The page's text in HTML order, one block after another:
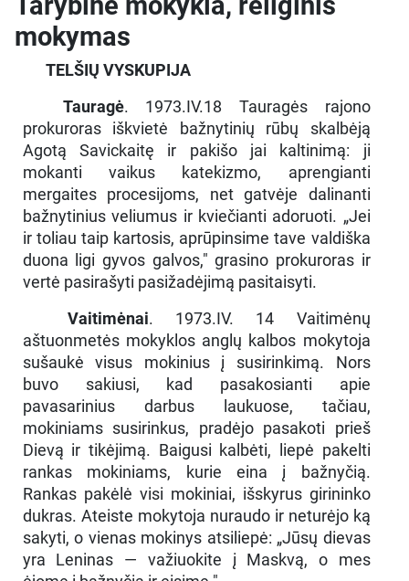
mokymas
TELŠIŲ VYSKUPIJA
Tauragė. 1973.IV.18 Tauragės rajono
prokuroras iškvietė bažnytinių rūbų skalbėją
Agotą Savickaitę ir pakišo jai kaltinimą: ji
mokanti vaikus katekizmo, aprengianti
mergaites procesijoms, net gatvėje dalinanti
bažnytinius veliumus ir kviečianti adoruoti. „Jei
ir toliau taip kartosis, aprūpinsime tave valdiška
duona ligi gyvos galvos," grasino prokuroras ir
vertė pasirašyti pasižadėjimą pasitaisyti.
Vaitimėnai. 1973.IV. 14 Vaitimėnų
aštuonmetės mokyklos anglų kalbos mokytoja
sušaukė visus mokinius į susirinkimą. Nors
buvo sakiusi, kad pasakosianti apie
pavasarinius darbus laukuose, tačiau,
mokiniams susirinkus, pradėjo pasakoti prieš
Dievą ir tikėjimą. Baigusi kalbėti, liepė pakelti
rankas mokiniams, kurie eina į bažnyčią.
Rankas pakėlė visi mokiniai, išskyrus girininko
dukras. Ateiste mokytoja nuraudo ir neturėjo ką
sakyti, o vienas mokinys atsiliepė: „Jūsų dievas
yra Leninas — važiuokite į Maskvą, o mes